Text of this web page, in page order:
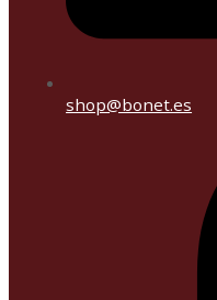
shop@bonet.es